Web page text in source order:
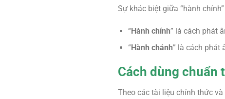
Sự khác biệt giữa “hành
“Hành chính” là cách phát
“Hành chánh” là cách phát
Cách dùng chuẩn
Theo các tài liệu chính thức và